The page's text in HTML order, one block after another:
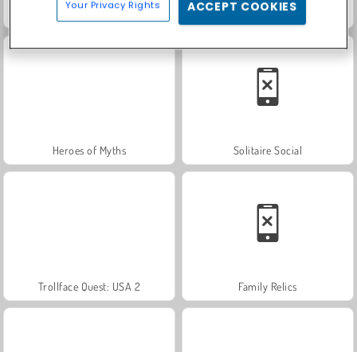
Masha and the Bear: Meadows Farm Merge Valley
Heroes of Myths Solitaire Social
Trollface Quest: USA 2 Family Relics
Your Privacy Rights ACCEPT COOKIES